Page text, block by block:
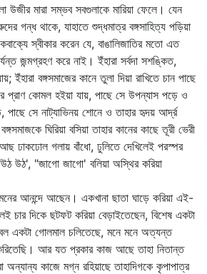
উজীর মারা সম্ভব সবগুলাকে মারিয়া ফেলে। যেন
গন্ধ থাকে, যাহাতে শুদ্ধমাত্র বঙ্গসাহিত্য পড়িয়া
স্বীকার করেন যে, বাঙালিজাতির মতো এত
জন্মগ্রহণ করে নাই। ইঁহারা সর্বদা সশঙ্কিত,
ইঁহারা বঙ্গসমাজের কানে তুলা দিয়া রাখিতে চান পাছে
প্রাণ কোমল হইয়া যায়, পাছে সে উপন্যাস পড়ে ও
পাছে সে নাট্যাভিনয় শোনে ও তাহার হৃদয় আর্দ্র
ঘিরিয়া বসিয়া তাহার কানের কাছে তূরী ভেরী
ঢাকঢোল গলায় বাঁধো, ঢুলিতে দেখিলেই পরস্পর
উঠ', "জাগো জাগো' বলিয়া অস্থির করিয়া
আনন্দে আছেন। একখানা ছাতা ঘাড়ে করিয়া এই-
দিকে ছটফট করিয়া বেড়াইতেছেন, বিশেষ একটা
একটা গোলমাল চলিতেছে, মনে মনে অত্যন্ত
আর যত প্রকার কাজ আছে তাহা নিতান্ত
অন্যান্য কাজে মগ্ন রহিয়াছে তাহাদিগকে কৃপাপাত্র